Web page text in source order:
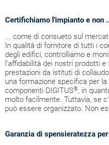
Certifichiamo l'impianto e non
... come di consueto sul
In qualità di fornitore di tutti i
degli edifici, controlliamo e
l'affidabilità dei nostri prodotti
prestazioni da istituti di
una formazione specifica per
componenti DIGITUS®, in
molto facilmente. Tuttavia, se
può essere organizzato. Non
Garanzia di spensieratezza